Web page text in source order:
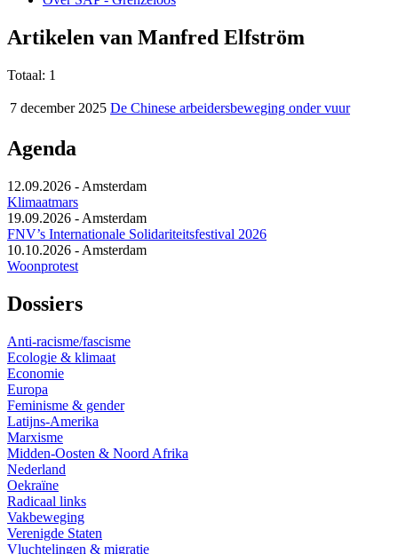
Artikelen van Manfred Elfström
Totaal: 1
7 december 2025 De Chinese arbeidersbeweging onder vuur
Agenda
12.09.2026 - Amsterdam
Klimaatmars
19.09.2026 - Amsterdam
FNV’s Internationale Solidariteitsfestival 2026
10.10.2026 - Amsterdam
Woonprotest
Dossiers
Anti-racisme/fascisme
Ecologie & klimaat
Economie
Europa
Feminisme & gender
Latijns-Amerika
Marxisme
Midden-Oosten & Noord Afrika
Nederland
Oekraïne
Radicaal links
Vakbeweging
Verenigde Staten
Vluchtelingen & migratie